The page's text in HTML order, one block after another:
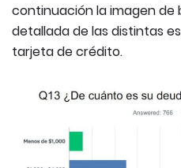
continuación la imagen de
detallada de las distintas
tarjeta de crédito.